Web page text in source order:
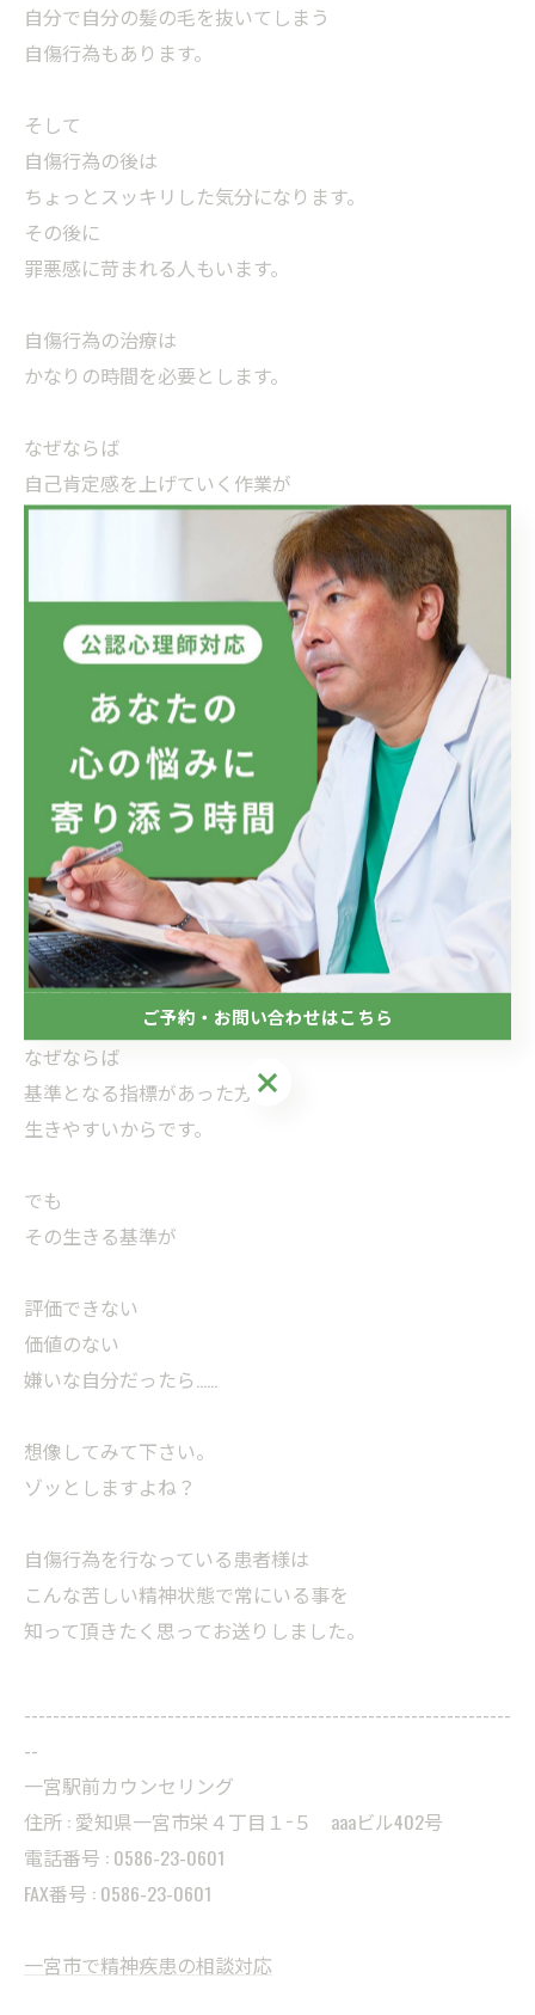
自分で自分の髪の毛を抜いてしまう
自傷行為もあります。
そして
自傷行為の後は
ちょっとスッキリした気分になります。
その後に
罪悪感に苛まれる人もいます。
自傷行為の治療は
かなりの時間を必要とします。
なぜならば
自己肯定感を上げていく作業が
カウンセリングでは一番難しいからです。
一度信じてしまった洗脳を解くのは
至難の業なのです。
生まれた頃から
イエスキリストを信じてきた人に
イエスなんかいないよ！
と言っても絶対に信じようとはしません。
人間は思い込み（洗脳感）で生きていて
思い込みが基準として生活しています。
なぜならば
基準となる指標があった方が
生きやすいからです。
でも
その生きる基準が
評価できない
価値のない
嫌いな自分だったら……
想像してみて下さい。
ゾッとしますよね？
自傷行為を行なっている患者様は
こんな苦しい精神状態で常にいる事を
知って頂きたく思ってお送りしました。
--------------------------------------------------------------------
--
一宮駅前カウンセリング
住所 : 愛知県一宮市栄４丁目１−５ aaaビル402号
電話番号 : 0586-23-0601
FAX番号 : 0586-23-0601
一宮市で精神疾患の相談対応
ご予約・お問い合わせはこちら
ご予約・お問い合わせはこちら